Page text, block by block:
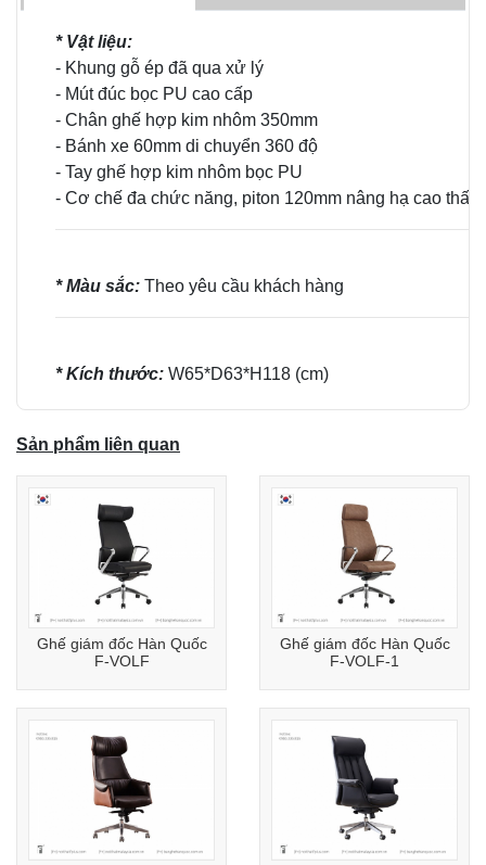
* Vật liệu:
- Khung gỗ ép đã qua xử lý
- Mút đúc bọc PU cao cấp
- Chân ghế hợp kim nhôm 350mm
- Bánh xe 60mm di chuyển 360 độ
- Tay ghế hợp kim nhôm bọc PU
- Cơ chế đa chức năng, piton 120mm nâng hạ cao thấp
* Màu sắc: Theo yêu cầu khách hàng
* Kích thước: W65*D63*H118 (cm)
Sản phẩm liên quan
Ghế giám đốc Hàn Quốc
F-VOLF
Ghế giám đốc Hàn Quốc
F-VOLF-1